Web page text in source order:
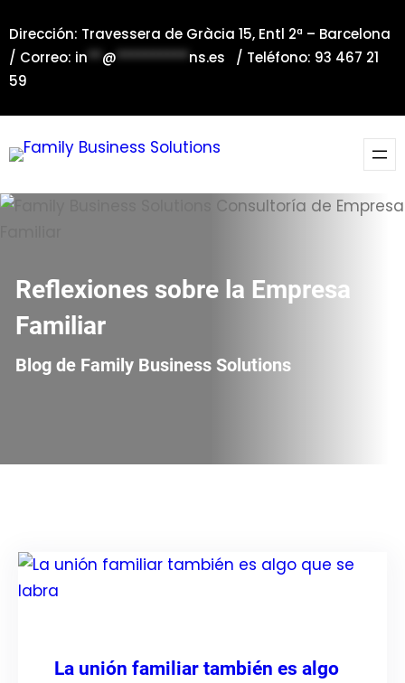
al
contenido
Dirección: Travessera de Gràcia 15, Entl 2ª – Barcelona
/ Correo: in**@**********ns.es / Teléfono: 93 467 21
59
Reflexiones sobre la Empresa
Familiar
Blog de Family Business Solutions
La unión familiar también es algo